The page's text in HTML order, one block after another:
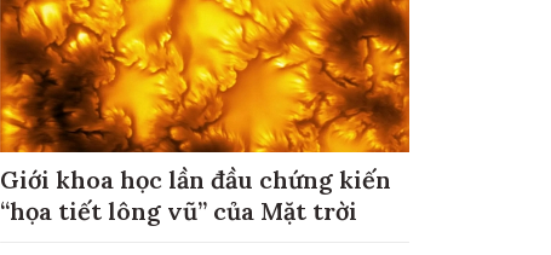
Giới khoa học lần đầu chứng kiến
“họa tiết lông vũ” của Mặt trời